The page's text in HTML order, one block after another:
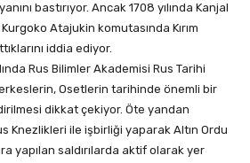
bastırıyor. Ancak 1708 yılında Kanjal
Atajukin komutasında Kırım
iddia ediyor.
Rus Bilimler Akademisi Rus Tarihi
Osetlerin tarihinde önemli bir
dikkat çekiyor. Öte yandan
Knezlikleri ile işbirliği yaparak Altın Ordu
yapılan saldırılarda aktif olarak yer